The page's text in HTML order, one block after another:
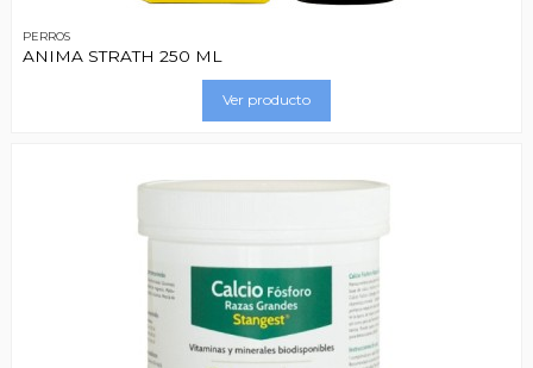
PERROS
ANIMA STRATH 250 ML
Ver producto